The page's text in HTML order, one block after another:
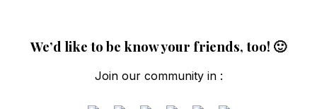
We’d like to be know your friends, too! 🙂
Join our community in :